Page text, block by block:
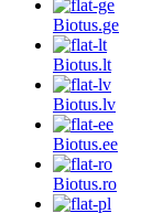
Biotus.ge
Biotus.lt
Biotus.lv
Biotus.ee
Biotus.ro